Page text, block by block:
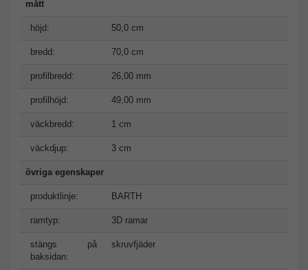
mått
höjd: 50,0 cm
bredd: 70,0 cm
profilbredd: 26,00 mm
profilhöjd: 49,00 mm
väckbredd: 1 cm
väckdjup: 3 cm
övriga egenskaper
produktlinje: BARTH
ramtyp: 3D ramar
stängs på
baksidan:
skruvfjäder